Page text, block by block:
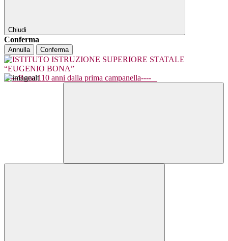
Chiudi
Conferma
Annulla Conferma
----Bona 110 anni dalla prima campanella----